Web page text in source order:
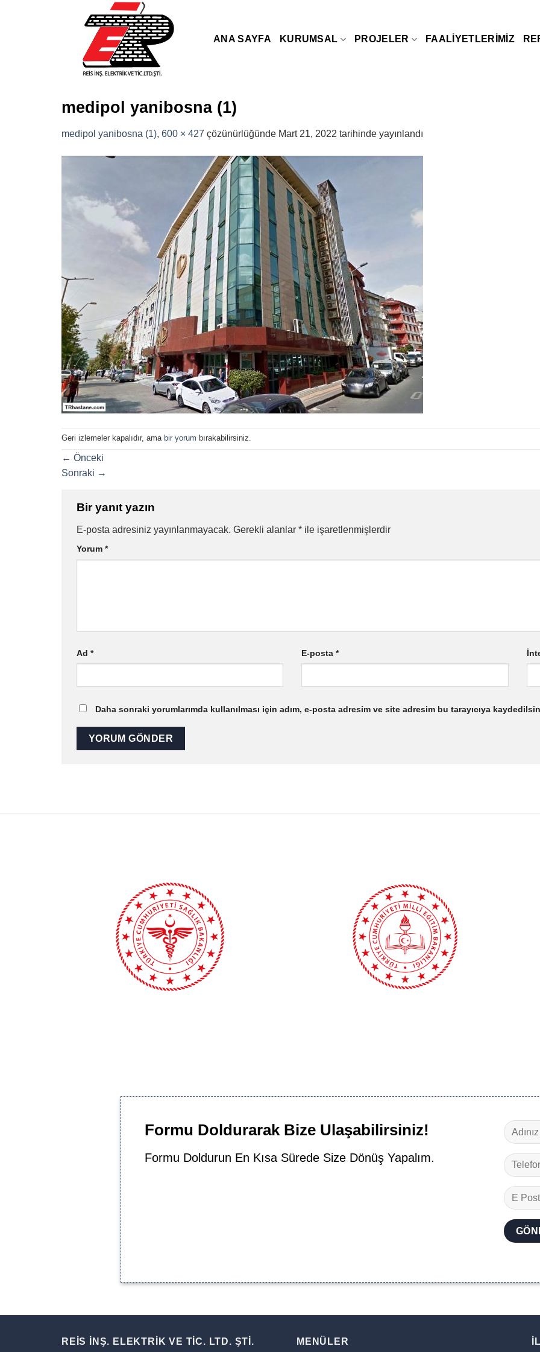
ANA SAYFA KURUMSAL PROJELER FAALIYETLERIMIZ
medipol yanibosna (1)
medipol yanibosna (1), 600 × 427 çözünürlüğünde Mart 21, 2022 tarihinde yayınlandı
Geri izlemeler kapalıdır, ama bir yorum bırakabilirsiniz.
← Önceki
Sonraki →
Bir yanıt yazın
E-posta adresiniz yayınlanmayacak. Gerekli alanlar * ile işaretlenmişlerdir
Yorum *
Ad * E-posta*
Daha sonraki yorumlarımda kullanılması için adım, e-posta adresim ve site adresim bu tarayıcıya
Formu Doldurarak Bize Ulaşabilirsiniz!
Formu Doldurun En Kısa Sürede Size Dönüş Yapalım.
REİS İNŞ. ELEKTRİK VE TİC. LTD. ŞTİ. MENÜLER